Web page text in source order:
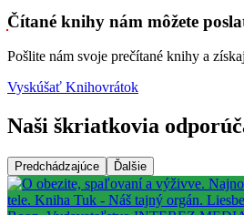
Čítané knihy nám môžete
Pošlite nám svoje prečítané knihy a
Vyskúšať Knihovrátok
Naši škriatkovia
Predchádzajúce Ďalšie